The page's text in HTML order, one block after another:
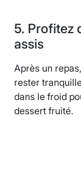
5. Profitez
assis
Après un
rester
dans le froid
dessert fruité.